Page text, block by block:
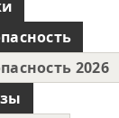
2026